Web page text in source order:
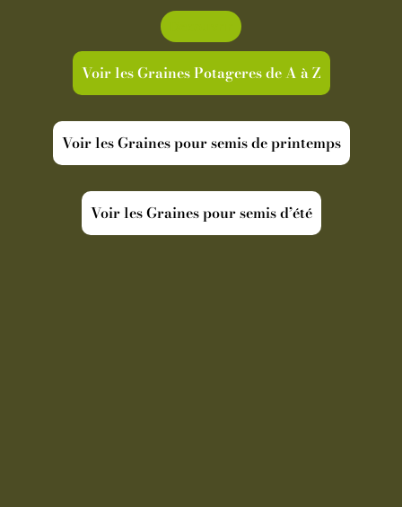
Voir les Graines Potageres de A à Z
Voir les Graines pour semis de printemps
Voir les Graines pour semis d’été